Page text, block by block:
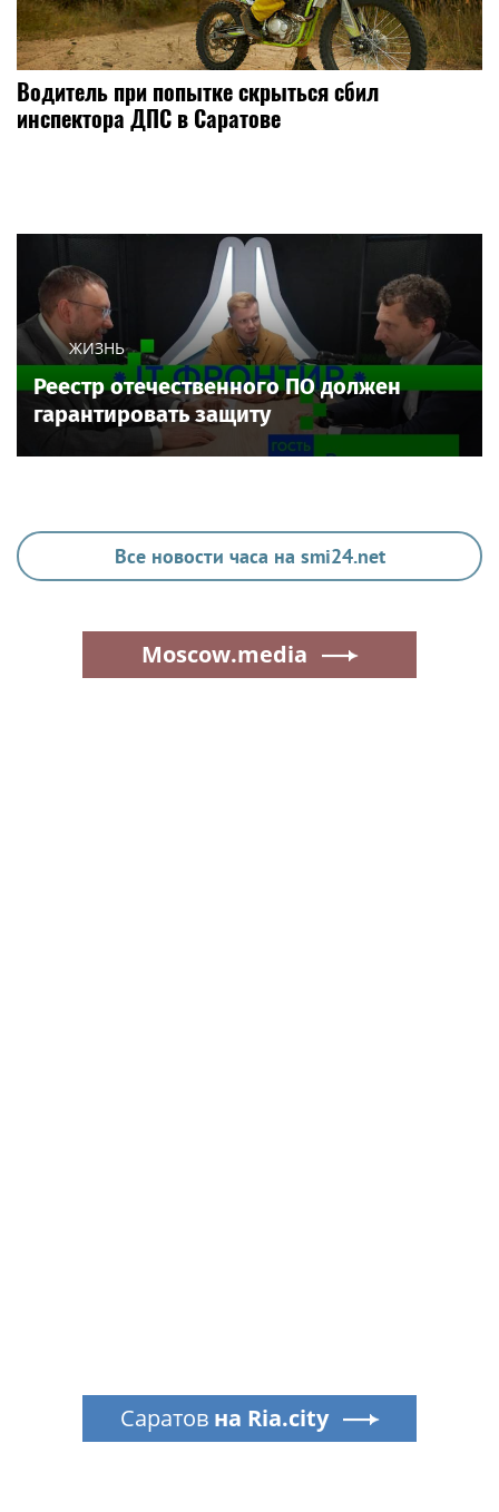
Водитель при попытке скрыться сбил
инспектора ДПС в Саратове
ЖИЗНЬ
Реестр отечественного ПО должен
гарантировать защиту
Все новости часа на smi24.net
Moscow.media
Саратов на Ria.city